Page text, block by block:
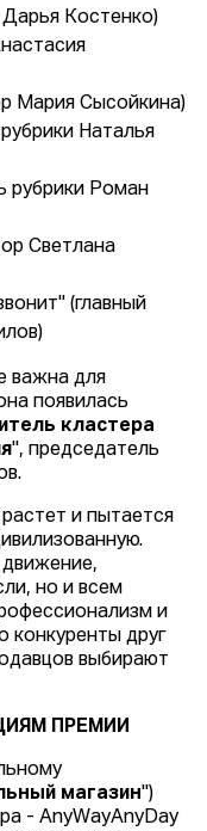
Костенко)
Мария Сысойкина)
Наталья
рубрики Роман
Светлана
(главный
важна для
появилась
кластера
", председатель
и пытается
но и всем
и
конкуренты друг
выбирают
ПРЕМИИ
магазин")
- AnyWayAnyDay